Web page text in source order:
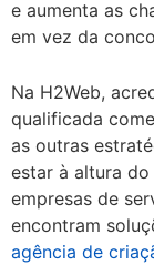
e aumenta as
em vez da
Na H2Web,
qualificada
as outras
estar à altura do
empresas de
encontram
agência de